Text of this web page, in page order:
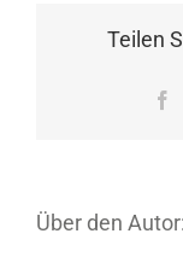
Teilen
Über den Autor: